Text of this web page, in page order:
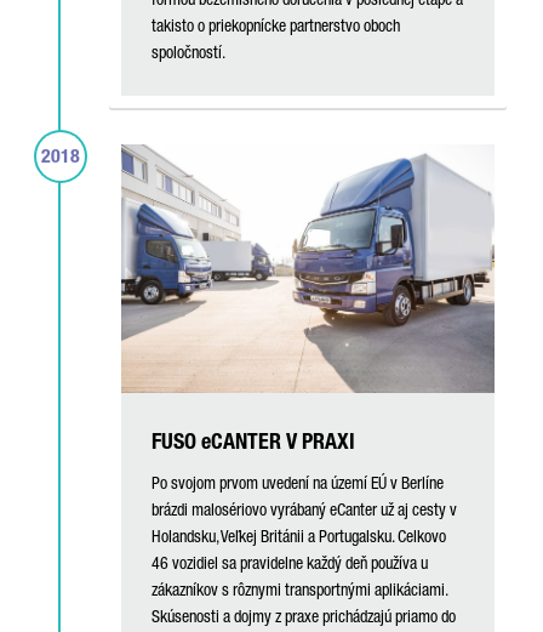
takisto o priekopnícke partnerstvo oboch
spoločností.
FUSO eCANTER V PRAXI
Po svojom prvom uvedení na území EÚ v Berlíne
brázdi malosériovo vyrábaný eCanter už aj cesty v
Holandsku, Veľkej Británii a Portugalsku. Celkovo
46 vozidiel sa pravidelne každý deň používa u
zákazníkov s rôznymi transportnými aplikáciami.
Skúsenosti a dojmy z praxe prichádzajú priamo do
2018